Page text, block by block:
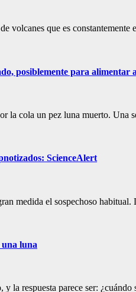
volcanes que es
posiblemente para alimentar
la cola un pez luna muerto.
ScienceAlert
medida el sospechoso
una luna
la respuesta parece ser: